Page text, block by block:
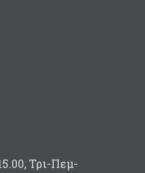
Τρι-Πεμ-